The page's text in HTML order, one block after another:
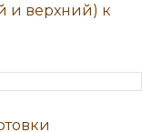
и верхний) к